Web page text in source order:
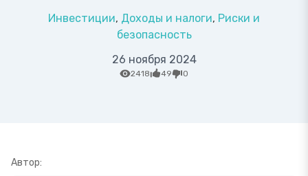
Инвестиции Доходы и налоги Риски и
безопасность
26 ноября 2024
2418 49 0
Автор: